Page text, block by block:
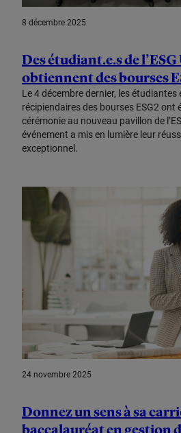
8 décembre 2025
Des étudiant.e.s de
obtiennent des bourses
Le 4 décembre dernier, les
récipiendaires des bourses ESG2 ont
cérémonie au nouveau pavillon de
événement a mis en lumière leur
exceptionnel.
24 novembre 2025
Donnez un sens à sa
baccalauréat en gestion